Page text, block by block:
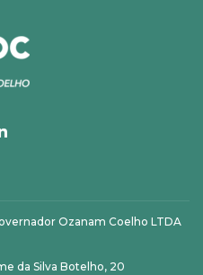
Ozanam Coelho LTDA
da Silva Botelho, 20